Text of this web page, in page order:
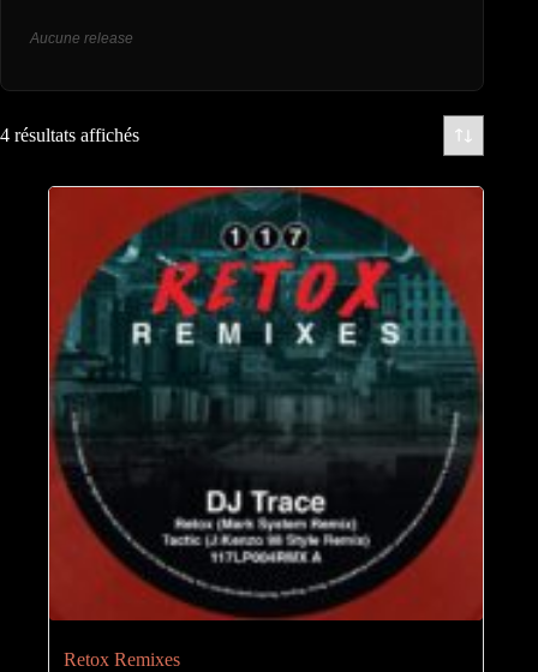
Aucune release
4 résultats affichés
Retox Remixes